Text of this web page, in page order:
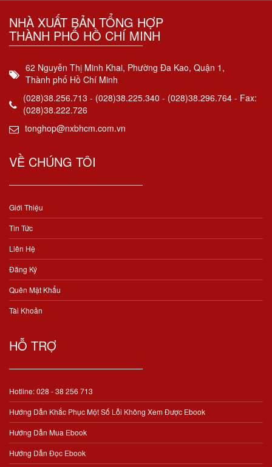
NHÀ XUẤT BẢN TỔNG HỢP
THÀNH PHỐ HỒ CHÍ MINH
62 Nguyễn Thị Minh Khai, Phường Đa Kao, Quận 1,
Thành phố Hồ Chí Minh
(028)38.256.713 - (028)38.225.340 - (028)38.296.764 - Fax:
(028)38.222.726
tonghop@nxbhcm.com.vn
VỀ CHÚNG TÔI
Giới Thiệu
Tin Tức
Liên Hệ
Đăng Ký
Quên Mật Khẩu
Tài Khoản
HỖ TRỢ
Hotline: 028 - 38 256 713
Hướng Dẫn Khắc Phục Một Số Lỗi Không Xem Được Ebook
Hướng Dẫn Mua Ebook
Hướng Dẫn Đọc Ebook